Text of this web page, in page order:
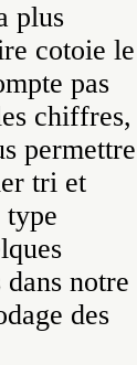
plus
cotoie le
pas
chiffres,
permettre
tri et
type
dans notre
des